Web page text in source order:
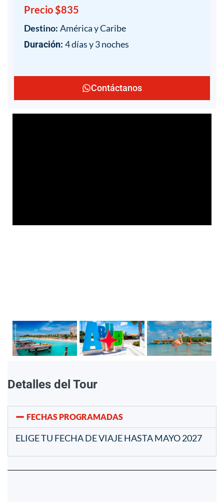
Precio $835
Destino: América y Caribe
Duración: 4 días y 3 noches
Contáctanos
Detalles del Tour
FECHAS PROGRAMADAS
ELIGE TU FECHA DE VIAJE HASTA MAYO 2027